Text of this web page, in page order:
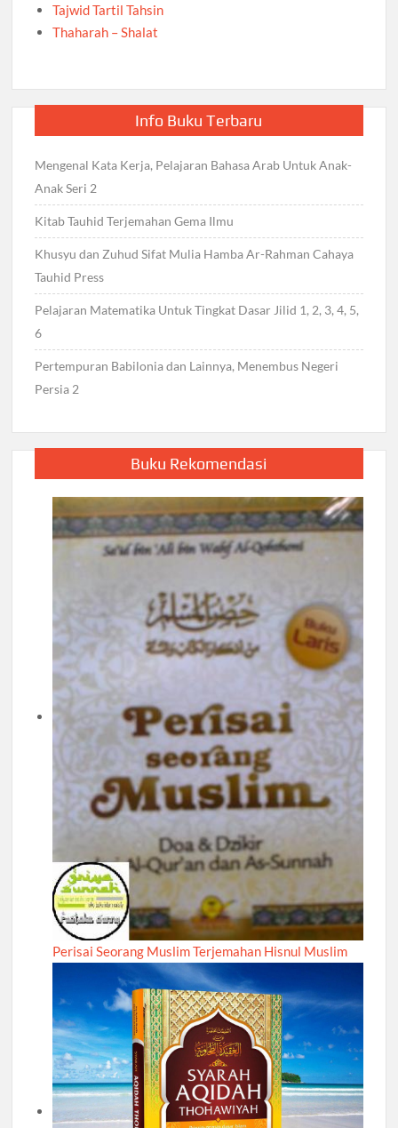
Tajwid Tartil Tahsin
Thaharah – Shalat
Info Buku Terbaru
Mengenal Kata Kerja, Pelajaran Bahasa Arab Untuk Anak-
Anak Seri 2
Kitab Tauhid Terjemahan Gema Ilmu
Khusyu dan Zuhud Sifat Mulia Hamba Ar-Rahman Cahaya
Tauhid Press
Pelajaran Matematika Untuk Tingkat Dasar Jilid 1, 2, 3, 4, 5,
6
Pertempuran Babilonia dan Lainnya, Menembus Negeri
Persia 2
Buku Rekomendasi
Perisai Seorang Muslim Terjemahan Hisnul Muslim